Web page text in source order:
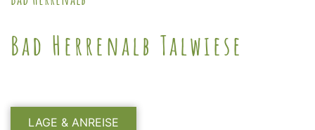
Bad Herrenalb Talwiese
LAGE & ANREISE